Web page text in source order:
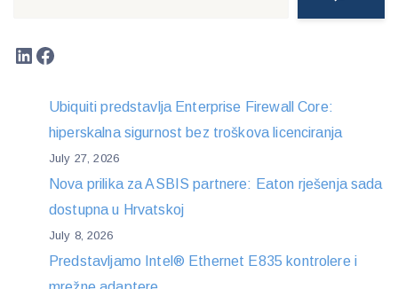
LinkedIn
Facebook
Ubiquiti predstavlja Enterprise Firewall Core:
hiperskalna sigurnost bez troškova licenciranja
July 27, 2026
Nova prilika za ASBIS partnere: Eaton rješenja sada
dostupna u Hrvatskoj
July 8, 2026
Predstavljamo Intel® Ethernet E835 kontrolere i